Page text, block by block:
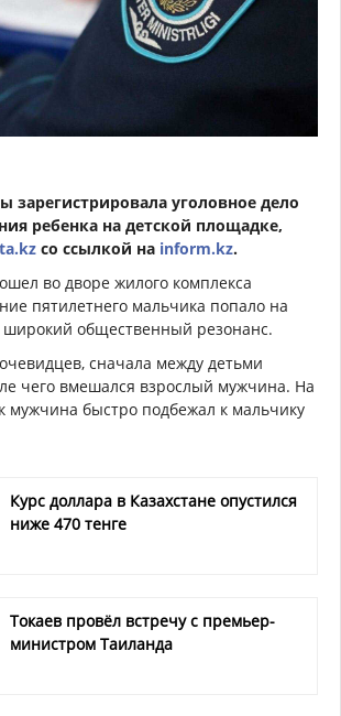
зарегистрировала уголовное дело
ребенка на детской площадке,
со ссылкой на inform.kz.
во дворе жилого комплекса
пятилетнего мальчика попало на
широкий общественный резонанс.
сначала между детьми
чего вмешался взрослый мужчина. На
мужчина быстро подбежал к мальчику
Курс доллара в Казахстане опустился
ниже 470 тенге
Токаев провёл встречу с премьер-
министром Таиланда